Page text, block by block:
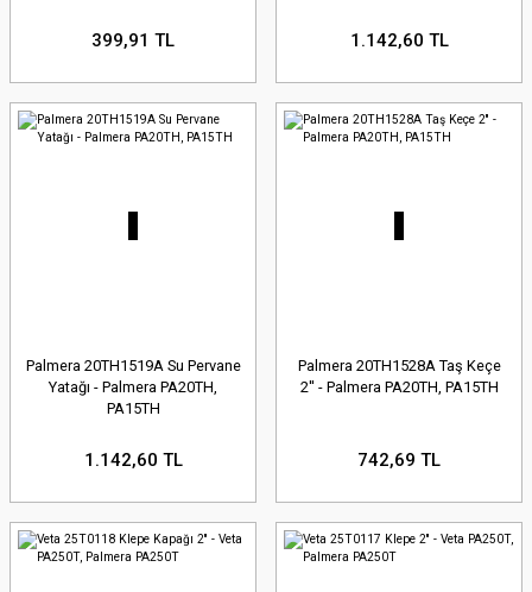
399,91 TL 1.142,60 TL
Palmera 20TH1519A Su Pervane
Yatağı - Palmera PA20TH,
PA15TH
1.142,60 TL
Palmera 20TH1528A Taş Keçe
2'' - Palmera PA20TH, PA15TH
742,69 TL